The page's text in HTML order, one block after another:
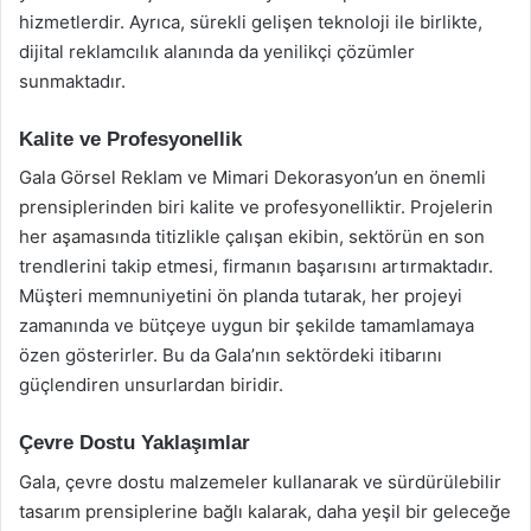
hizmetlerdir. Ayrıca, sürekli gelişen teknoloji ile birlikte,
dijital reklamcılık alanında da yenilikçi çözümler
sunmaktadır.
Kalite ve Profesyonellik
Gala Görsel Reklam ve Mimari Dekorasyon’un en önemli
prensiplerinden biri kalite ve profesyonelliktir. Projelerin
her aşamasında titizlikle çalışan ekibin, sektörün en son
trendlerini takip etmesi, firmanın başarısını artırmaktadır.
Müşteri memnuniyetini ön planda tutarak, her projeyi
zamanında ve bütçeye uygun bir şekilde tamamlamaya
özen gösterirler. Bu da Gala’nın sektördeki itibarını
güçlendiren unsurlardan biridir.
Çevre Dostu Yaklaşımlar
Gala, çevre dostu malzemeler kullanarak ve sürdürülebilir
tasarım prensiplerine bağlı kalarak, daha yeşil bir geleceğe